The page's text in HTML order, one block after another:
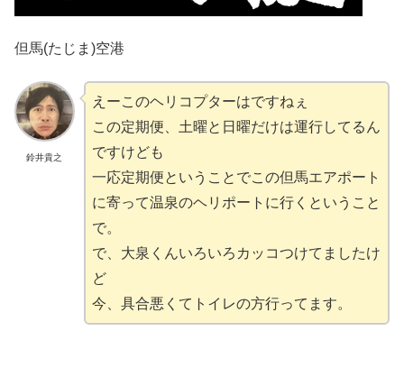
但馬(たじま)空港
鈴井貴之
えーこのヘリコプターはですねぇ
この定期便、土曜と日曜だけは運行してるん
ですけども
一応定期便ということでこの但馬エアポート
に寄って温泉のヘリポートに行くということ
で。
で、大泉くんいろいろカッコつけてましたけ
ど
今、具合悪くてトイレの方行ってます。